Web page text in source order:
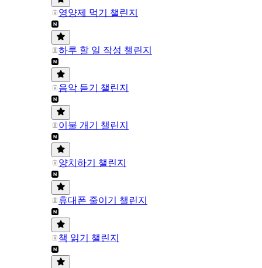
영양제 먹기 챌린지
하루 할 일 작성 챌린지
음악 듣기 챌린지
이불 개기 챌린지
양치하기 챌린지
휴대폰 줄이기 챌린지
책 읽기 챌린지